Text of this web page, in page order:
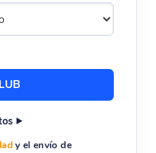
y el envío de